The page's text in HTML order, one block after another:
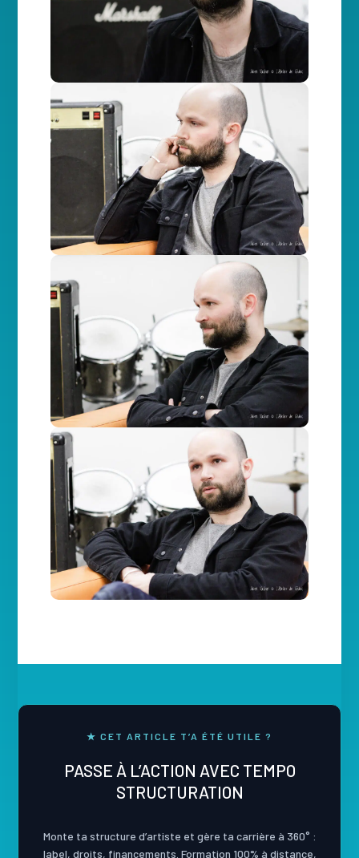
★ CET ARTICLE T’A ÉTÉ UTILE ?
PASSE À L’ACTION AVEC TEMPO
STRUCTURATION
Monte ta structure d’artiste et gère ta carrière à 360° :
label, droits, financements. Formation 100% à distance,